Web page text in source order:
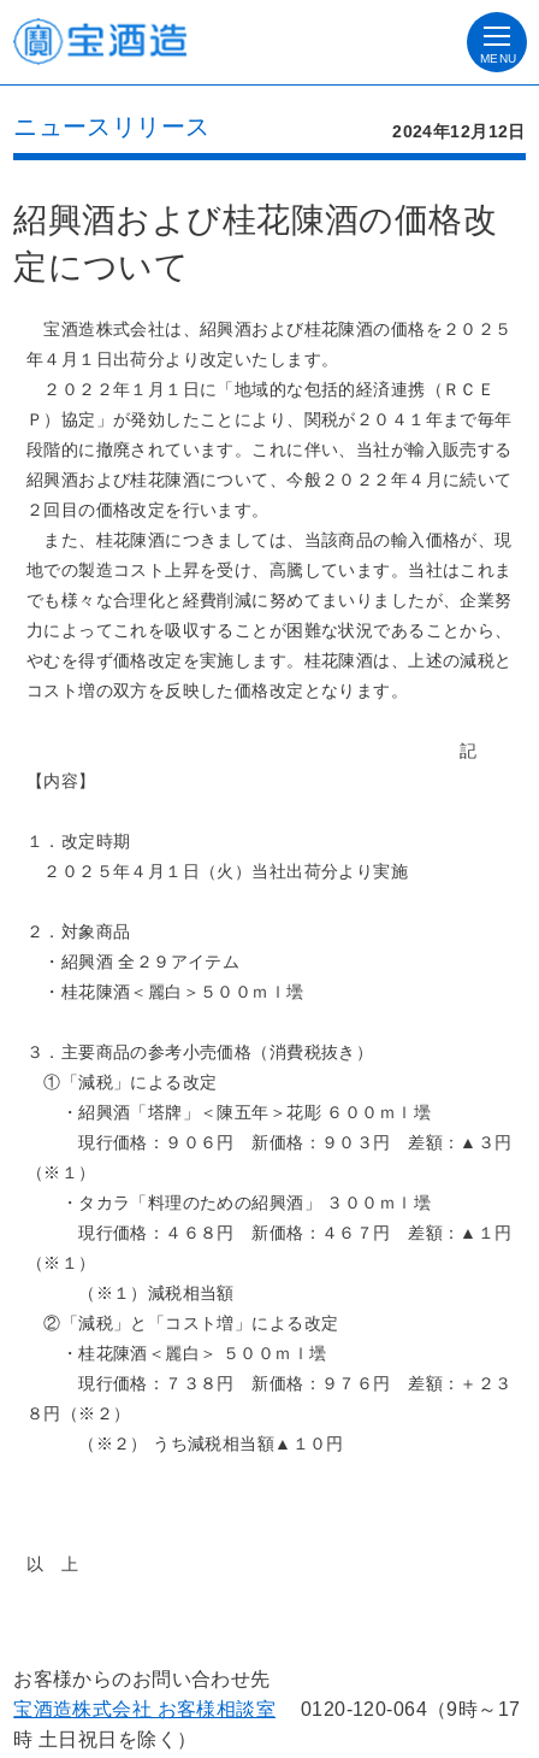
MENU
ニュースリリース 2024年12月12日
紹興酒および桂花陳酒の価格改
定について
宝酒造株式会社は、紹興酒および桂花陳酒の価格を２０２５
年４月１日出荷分より改定いたします。
２０２２年１月１日に「地域的な包括的経済連携（ＲＣＥ
Ｐ）協定」が発効したことにより、関税が２０４１年まで毎年
段階的に撤廃されています。これに伴い、当社が輸入販売する
紹興酒および桂花陳酒について、今般２０２２年４月に続いて
２回目の価格改定を行います。
また、桂花陳酒につきましては、当該商品の輸入価格が、現
地での製造コスト上昇を受け、高騰しています。当社はこれま
でも様々な合理化と経費削減に努めてまいりましたが、企業努
力によってこれを吸収することが困難な状況であることから、
やむを得ず価格改定を実施します。桂花陳酒は、上述の減税と
コスト増の双方を反映した価格改定となります。
記
【内容】
１．改定時期
２０２５年４月１日（火）当社出荷分より実施
２．対象商品
・紹興酒 全２９アイテム
・桂花陳酒＜麗白＞５００ｍｌ壜
３．主要商品の参考小売価格（消費税抜き）
①「減税」による改定
・紹興酒「塔牌」＜陳五年＞花彫 ６００ｍｌ壜
現行価格：９０６円 新価格：９０３円 差額：▲３円
（※１）
・タカラ「料理のための紹興酒」 ３００ｍｌ壜
現行価格：４６８円 新価格：４６７円 差額：▲１円
（※１）
（※１）減税相当額
②「減税」と「コスト増」による改定
・桂花陳酒＜麗白＞ ５００ｍｌ壜
現行価格：７３８円 新価格：９７６円 差額：＋２３
８円（※２）
（※２） うち減税相当額▲１０円
以 上
お客様からのお問い合わせ先
宝酒造株式会社 お客様相談室 0120-120-064（9時～17
時 土日祝日を除く）